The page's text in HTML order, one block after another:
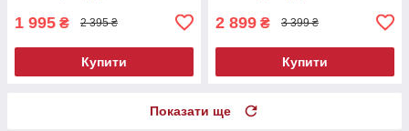
1 995 ₴ 2 395 ₴
Купити
2 899 ₴ 3 399 ₴
Купити
Показати ще